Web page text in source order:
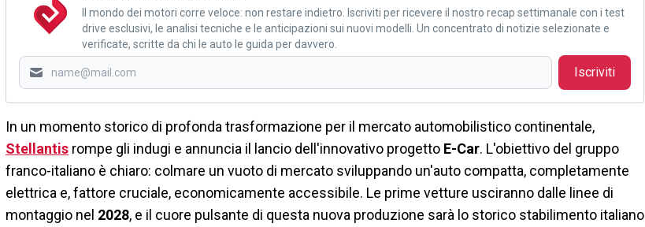
Il mondo dei motori corre veloce: non restare indietro. Iscriviti per ricevere il nostro recap settimanale con i test
drive esclusivi, le analisi tecniche e le anticipazioni sui nuovi modelli. Un concentrato di notizie selezionate e
verificate, scritte da chi le auto le guida per davvero.
Iscriviti
In un momento storico di profonda trasformazione per il mercato automobilistico continentale,
Stellantis rompe gli indugi e annuncia il lancio dell'innovativo progetto E-Car. L'obiettivo del gruppo
franco-italiano è chiaro: colmare un vuoto di mercato sviluppando un'auto compatta, completamente
elettrica e, fattore cruciale, economicamente accessibile. Le prime vetture usciranno dalle linee di
montaggio nel 2028, e il cuore pulsante di questa nuova produzione sarà lo storico stabilimento italiano